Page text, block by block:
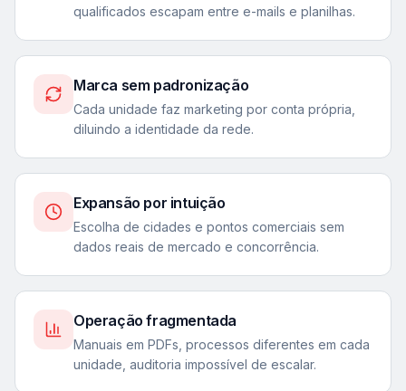
qualificados escapam entre e-mails e planilhas.
Marca sem padronização
Cada unidade faz marketing por conta própria,
diluindo a identidade da rede.
Expansão por intuição
Escolha de cidades e pontos comerciais sem
dados reais de mercado e concorrência.
Operação fragmentada
Manuais em PDFs, processos diferentes em cada
unidade, auditoria impossível de escalar.